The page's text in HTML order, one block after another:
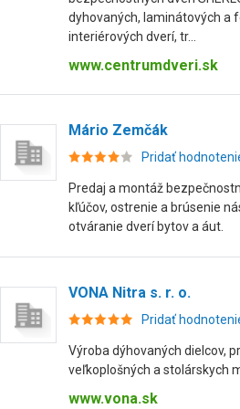
dyhovaných, laminátových a
interiérových dverí, tr...
www.centrumdveri.sk
Mário Zemčák
Pridať
Predaj a montáž
kľúčov, ostrenie a brúsenie
otváranie dverí bytov a áut.
VONA Nitra s. r. o.
Pridať
Výroba dýhovaných dielcov,
veľkoplošných a stolárskych
www.vona.sk